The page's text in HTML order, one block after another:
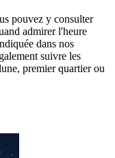
pouvez y consulter
admirer l'heure
dans nos
suivre les
premier quartier ou